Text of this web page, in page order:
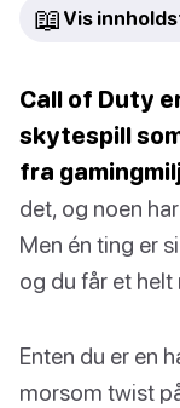
📖 Vis
Call of Duty
skytespill
fra
det, og noen
Men én ting er
og du får et helt
Enten du er en
morsom twist